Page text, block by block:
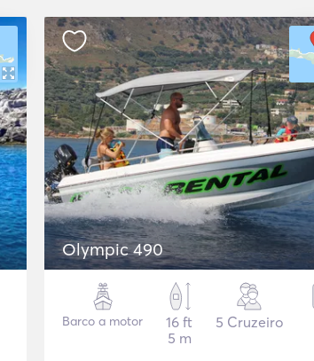
Olympic 490
Barco a motor
16 ft
5 m
5 Cruzeiro